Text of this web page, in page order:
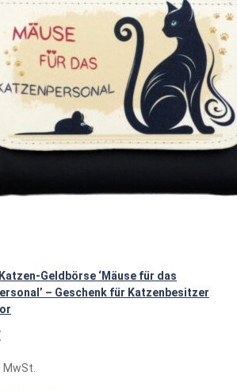
Geldbörse ‘Mäuse für das
– Geschenk für Katzenbesitzer
MwSt.